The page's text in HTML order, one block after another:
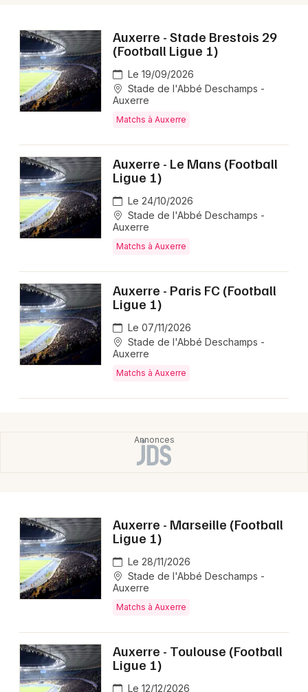
Matchs en Bourgogne
Matchs en Bourgogne-Franche-Comté
Newsletter des sorties
Artistes en tournée
Actus à Auxerre
Magazine à Auxerre
Je m'abonne
Auxerre - Stade Brestois 29
(Football Ligue 1)
Le 19/09/2026
Stade de l'Abbé Deschamps -
Auxerre
Matchs à Auxerre
Auxerre - Le Mans (Football
Ligue 1)
Le 24/10/2026
Stade de l'Abbé Deschamps -
Auxerre
Matchs à Auxerre
Auxerre - Paris FC (Football
Ligue 1)
Le 07/11/2026
Stade de l'Abbé Deschamps -
Auxerre
Matchs à Auxerre
Auxerre - Marseille (Football
Ligue 1)
Le 28/11/2026
Stade de l'Abbé Deschamps -
Auxerre
Matchs à Auxerre
Auxerre - Toulouse (Football
Ligue 1)
Le 12/12/2026